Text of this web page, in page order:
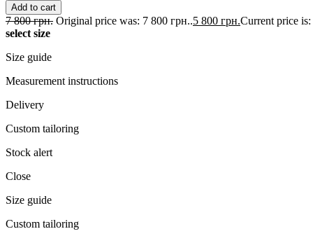
Add to cart
7 800грн. Original price was: 7 800 грн..5 800 грн.Current price
select size
Size guide
Measurement instructions
Delivery
Custom tailoring
Stock alert
Close
Size guide
Custom tailoring